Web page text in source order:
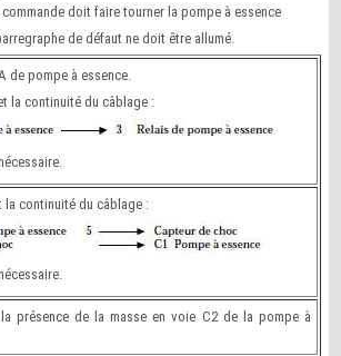
commande doit faire tourner la pompe à essence
de défaut ne doit être allumé.
de pompe à essence.
la continuité du câblage :
la continuité du câblage :
la présence de la masse en voie C2 de la pompe à